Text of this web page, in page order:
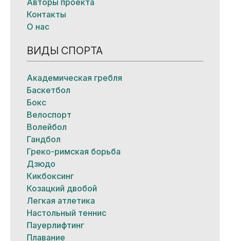
Авторы проекта
Контакты
О нас
ВИДЫ СПОРТА
Академическая гребля
Баскетбол
Бокс
Велоспорт
Волейбол
Гандбол
Греко-римская борьба
Дзюдо
Кикбоксинг
Козацкий двобой
Легкая атлетика
Настольный теннис
Пауерлифтинг
Плавание